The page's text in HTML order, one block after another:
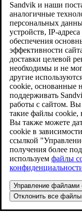
Sandvik и наши
аналогичные
персональных
устройств, IP-
обеспечения
эффективности
доставки целевой
необходимы и не
другие
cookie, основанные
поддерживать
работы с сайтом.
такие файлы
Вы также можете
cookie в
ссылкой
получения более
используем файлы
Управление файлами
Отклонить все